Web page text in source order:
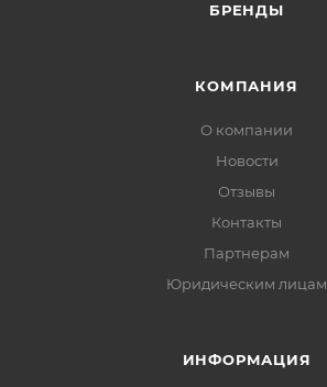
БРЕНДЫ
КОМПАНИЯ
О компании
Новости
Отзывы
Контакты
Партнерам
Юридическим лицам
ИНФОРМАЦИЯ